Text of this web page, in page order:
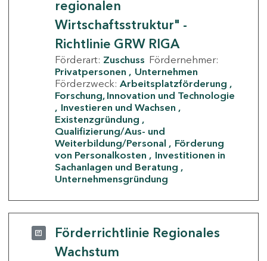
regionalen
Wirtschaftsstruktur" -
Richtlinie GRW RIGA
Förderart: Zuschuss Fördernehmer:
Privatpersonen
Unternehmen
Förderzweck: Arbeitsplatzförderung
Forschung, Innovation und Technologie
Investieren und Wachsen
Existenzgründung
Qualifizierung/Aus- und
Weiterbildung/Personal
Förderung
von Personalkosten
Investitionen in
Sachanlagen und Beratung
Unternehmensgründung
Förderrichtlinie Regionales
Wachstum